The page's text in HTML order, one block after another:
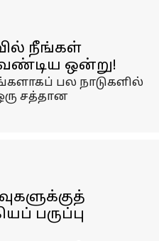
நீங்கள்
ஒன்று!
பல நாடுகளில்
சத்தான
பருப்பு